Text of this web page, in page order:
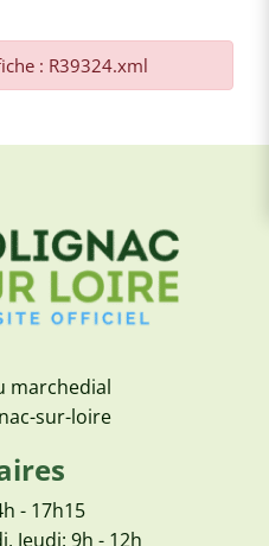
: R39324.xml
marchedial
sur-loire
- 17h15
Jeudi: 9h - 12h